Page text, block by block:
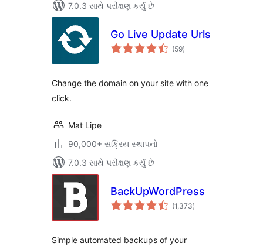
7.0.3 સાથે પરીક્ષણ કર્યું છે
Go Live Update Urls
(59કુલ
રેટિંગ્સ
)
Change the domain on your site with one
click.
Mat Lipe
90,000+ સક્રિય સ્થાપનો
7.0.3 સાથે પરીક્ષણ કર્યું છે
BackUpWordPress
(1,373કુલ
રેટિંગ્સ
)
Simple automated backups of your